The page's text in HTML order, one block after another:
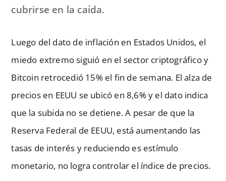
cubrirse en la caída.
Luego del dato de inflación en Estados Unidos, el
miedo extremo siguió en el sector criptográfico y
Bitcoin retrocedió 15% el fin de semana. El alza de
precios en EEUU se ubicó en 8,6% y el dato indica
que la subida no se detiene. A pesar de que la
Reserva Federal de EEUU, está aumentando las
tasas de interés y reduciendo es estímulo
monetario, no logra controlar el índice de precios.